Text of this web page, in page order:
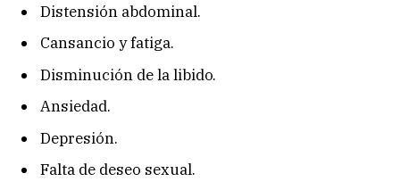
Distensión abdominal.
Cansancio y fatiga.
Disminución de la libido.
Ansiedad.
Depresión.
Falta de deseo sexual.